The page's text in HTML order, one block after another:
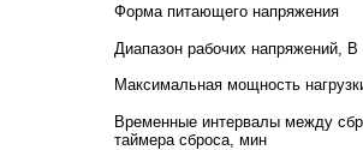
Форма питающего напряжения
Диапазон рабочих напряжений, В
Максимальная мощность
Временные интервалы между
таймера сброса, мин